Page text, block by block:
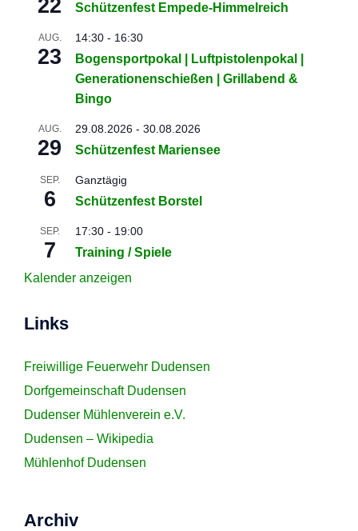
22 Schützenfest Empede-Himmelreich
AUG.
23
14:30 - 16:30
Bogensportpokal | Luftpistolenpokal |
Generationenschießen | Grillabend &
Bingo
AUG.
29
29.08.2026 - 30.08.2026
Schützenfest Mariensee
SEP.
6
Ganztägig
Schützenfest Borstel
SEP.
7
17:30 - 19:00
Training / Spiele
Kalender anzeigen
Links
Freiwillige Feuerwehr Dudensen
Dorfgemeinschaft Dudensen
Dudenser Mühlenverein e.V.
Dudensen – Wikipedia
Mühlenhof Dudensen
Archiv